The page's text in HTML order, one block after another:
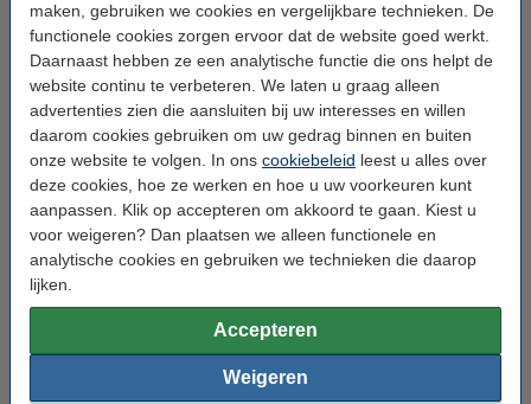
maken, gebruiken we cookies en vergelijkbare technieken. De
functionele cookies zorgen ervoor dat de website goed werkt.
Daarnaast hebben ze een analytische functie die ons helpt de
website continu te verbeteren. We laten u graag alleen
advertenties zien die aansluiten bij uw interesses en willen
daarom cookies gebruiken om uw gedrag binnen en buiten
onze website te volgen. In ons cookiebeleid leest u alles over
deze cookies, hoe ze werken en hoe u uw voorkeuren kunt
aanpassen. Klik op accepteren om akkoord te gaan. Kiest u
voor weigeren? Dan plaatsen we alleen functionele en
analytische cookies en gebruiken we technieken die daarop
lijken.
Accepteren
Weigeren
Waterafwasbaar: nee
Resin specialiteit:
SDS EN: Download
Het overwegen waard?
Creality 3D Resin Tool Kit
€ 19,50
Direct mee bestellen
Resin filters 10 stuks (123-3D huismerk)
€ 3,50